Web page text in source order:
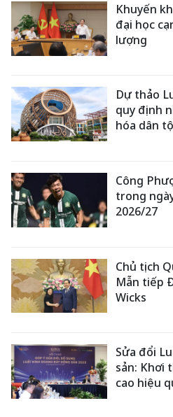
Khuyến
đại học
lượng
Dự thảo
quy định
hóa dân
Công
trong
2026/27
Chủ tịch
Mẫn tiếp
Wicks
Sửa đổi
sản: Khơi
cao hiệu